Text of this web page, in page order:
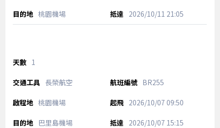
桃園機場 2026/10/11 21:05
1
長榮航空 BR255
桃園機場 2026/10/07 09:50
巴里島機場 2026/10/07 15:15